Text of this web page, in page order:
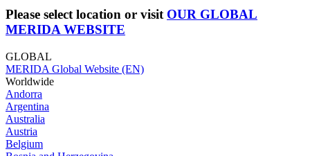
Please select location or visit OUR GLOBAL
MERIDA WEBSITE
GLOBAL
MERIDA Global Website (EN)
Worldwide
Andorra
Argentina
Australia
Austria
Belgium